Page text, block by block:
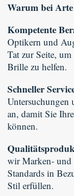
Warum bei
Kompetente
Optikern und
Tat zur Seite,
Brille zu helfen.
Schneller
an, damit Sie
können.
wir Marken- und
Standards in
Stil erfüllen.